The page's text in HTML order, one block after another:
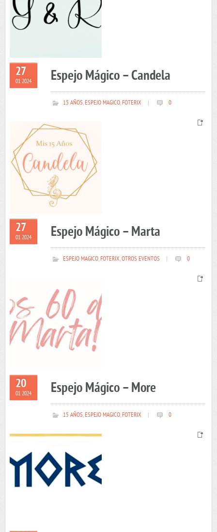
27
01 2024 Espejo Mágico – Candela
15 AÑOS,ESPEJO MAGICO,FOTERIX 0
27
01 2024 Espejo Mágico – Marta
ESPEJO MAGICO,FOTERIX,OTROS EVENTOS 0
20
01 2024 Espejo Mágico – More
15 AÑOS,ESPEJO MAGICO,FOTERIX 0